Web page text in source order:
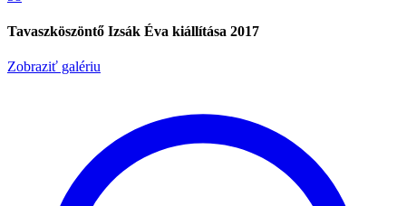
Tavaszköszöntő Izsák Éva kiállítása 2017
Zobraziť galériu